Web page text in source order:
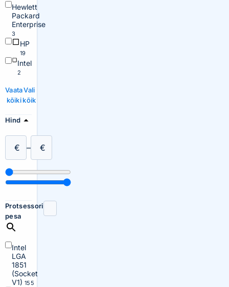
Hewlett
Packard
Enterprise
3
HP
19
Intel
2
Vaata
kõiki
Vali
kõik
Hind
€ – €
Protsessori
pesa
Intel
LGA
1851
(Socket
V1) 155